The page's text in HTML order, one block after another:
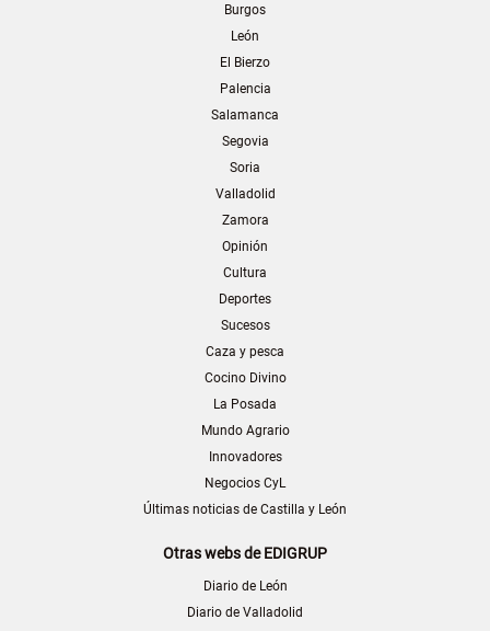
Burgos
León
El Bierzo
Palencia
Salamanca
Segovia
Soria
Valladolid
Zamora
Opinión
Cultura
Deportes
Sucesos
Caza y pesca
Cocino Divino
La Posada
Mundo Agrario
Innovadores
Negocios CyL
Últimas noticias de Castilla y León
Otras webs de EDIGRUP
Diario de León
Diario de Valladolid